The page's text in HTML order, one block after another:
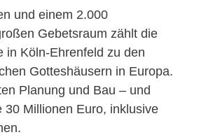
und einem 2.000
Gebetsraum zählt die
in Köln-Ehrenfeld zu den
Gotteshäusern in Europa.
Planung und Bau – und
30 Millionen Euro, inklusive